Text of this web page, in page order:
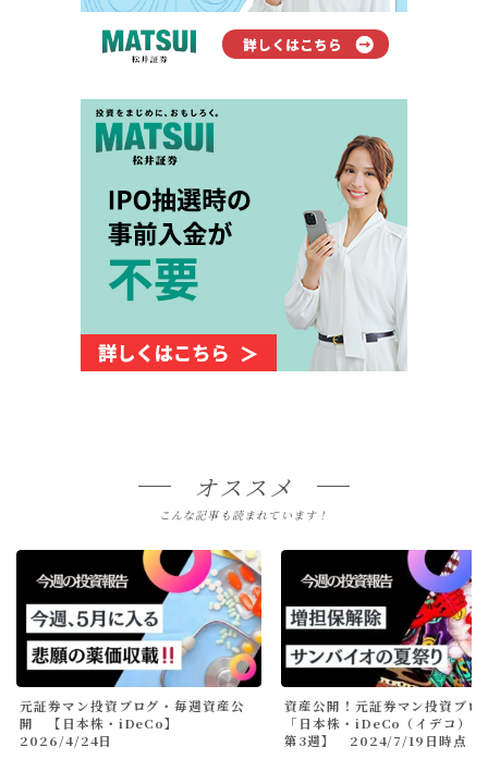
オススメ
こんな記事も読まれています！
元証券マン投資ブログ・毎週資産公
開 【日本株・iDeCo】
2026/4/24日
資産公開！元証券マン投資ブロ
「日本株・iDeCo（イデコ）
第3週】 2024/7/19日時点